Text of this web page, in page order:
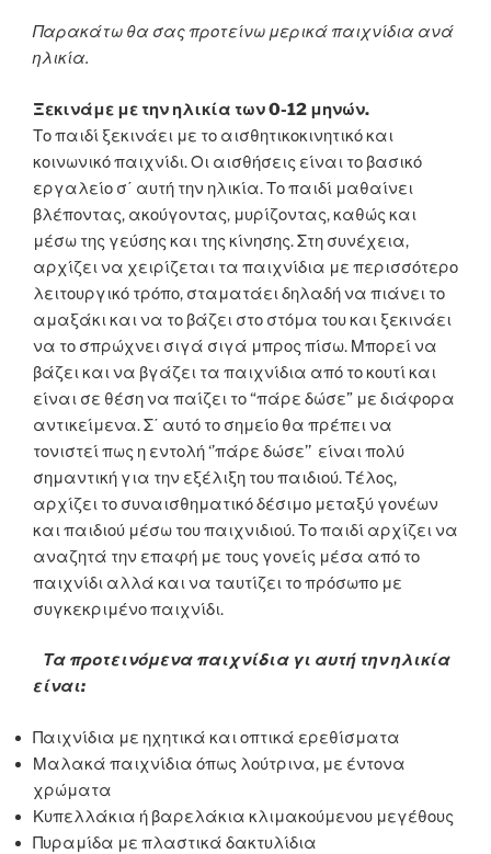
Παρακάτω θα σας προτείνω μερικά παιχνίδια ανά
ηλικία.
Ξεκινάμε με την ηλικία των 0-12 μηνών.
Το παιδί ξεκινάει με το αισθητικοκινητικό και
κοινωνικό παιχνίδι. Οι αισθήσεις είναι το βασικό
εργαλείο σ΄ αυτή την ηλικία. Το παιδί μαθαίνει
βλέποντας, ακούγοντας, μυρίζοντας, καθώς και
μέσω της γεύσης και της κίνησης. Στη συνέχεια,
αρχίζει να χειρίζεται τα παιχνίδια με περισσότερο
λειτουργικό τρόπο, σταματάει δηλαδή να πιάνει το
αμαξάκι και να το βάζει στο στόμα του και ξεκινάει
να το σπρώχνει σιγά σιγά μπρος πίσω. Μπορεί να
βάζει και να βγάζει τα παιχνίδια από το κουτί και
είναι σε θέση να παίζει το “πάρε δώσε” με διάφορα
αντικείμενα. Σ΄ αυτό το σημείο θα πρέπει να
τονιστεί πως η εντολή ‘’πάρε δώσε’’ είναι πολύ
σημαντική για την εξέλιξη του παιδιού. Τέλος,
αρχίζει το συναισθηματικό δέσιμο μεταξύ γονέων
και παιδιού μέσω του παιχνιδιού. Το παιδί αρχίζει να
αναζητά την επαφή με τους γονείς μέσα από το
παιχνίδι αλλά και να ταυτίζει το πρόσωπο με
συγκεκριμένο παιχνίδι.
Τα προτεινόμενα παιχνίδια γι αυτή την ηλικία
είναι:
Παιχνίδια με ηχητικά και οπτικά ερεθίσματα
Μαλακά παιχνίδια όπως λούτρινα, με έντονα
χρώματα
Κυπελλάκια ή βαρελάκια κλιμακούμενου μεγέθους
Πυραμίδα με πλαστικά δακτυλίδια